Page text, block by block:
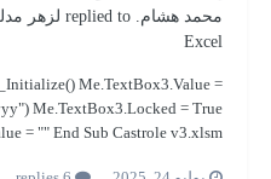
محمد هشام. لزهر
Excel
Me.TextBox3.Value =
Me.TextBox3.Locked = True
= "" End Sub Castrole v3.xlsm